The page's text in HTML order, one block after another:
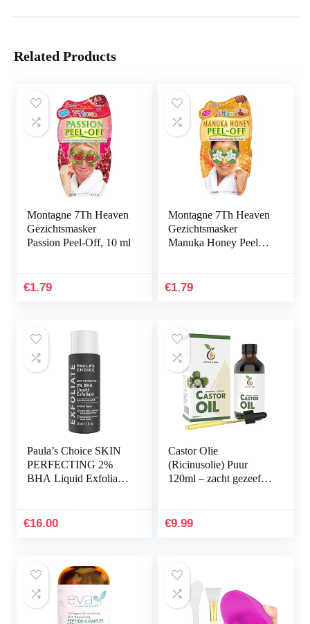
Related Products
Montagne 7Th Heaven
Gezichtsmasker
Passion Peel-Off, 10 ml
€1.79
Montagne 7Th Heaven
Gezichtsmasker
Manuka Honey Peel-
€1.79
Paula’s Choice SKIN
PERFECTING 2%
BHA Liquid Exfoliant
Puistjes, Grove…
€16.00
Castor Olie
(Ricinusolie) Puur
120ml – zacht gezeefd
natuurlijk serum
€9.99